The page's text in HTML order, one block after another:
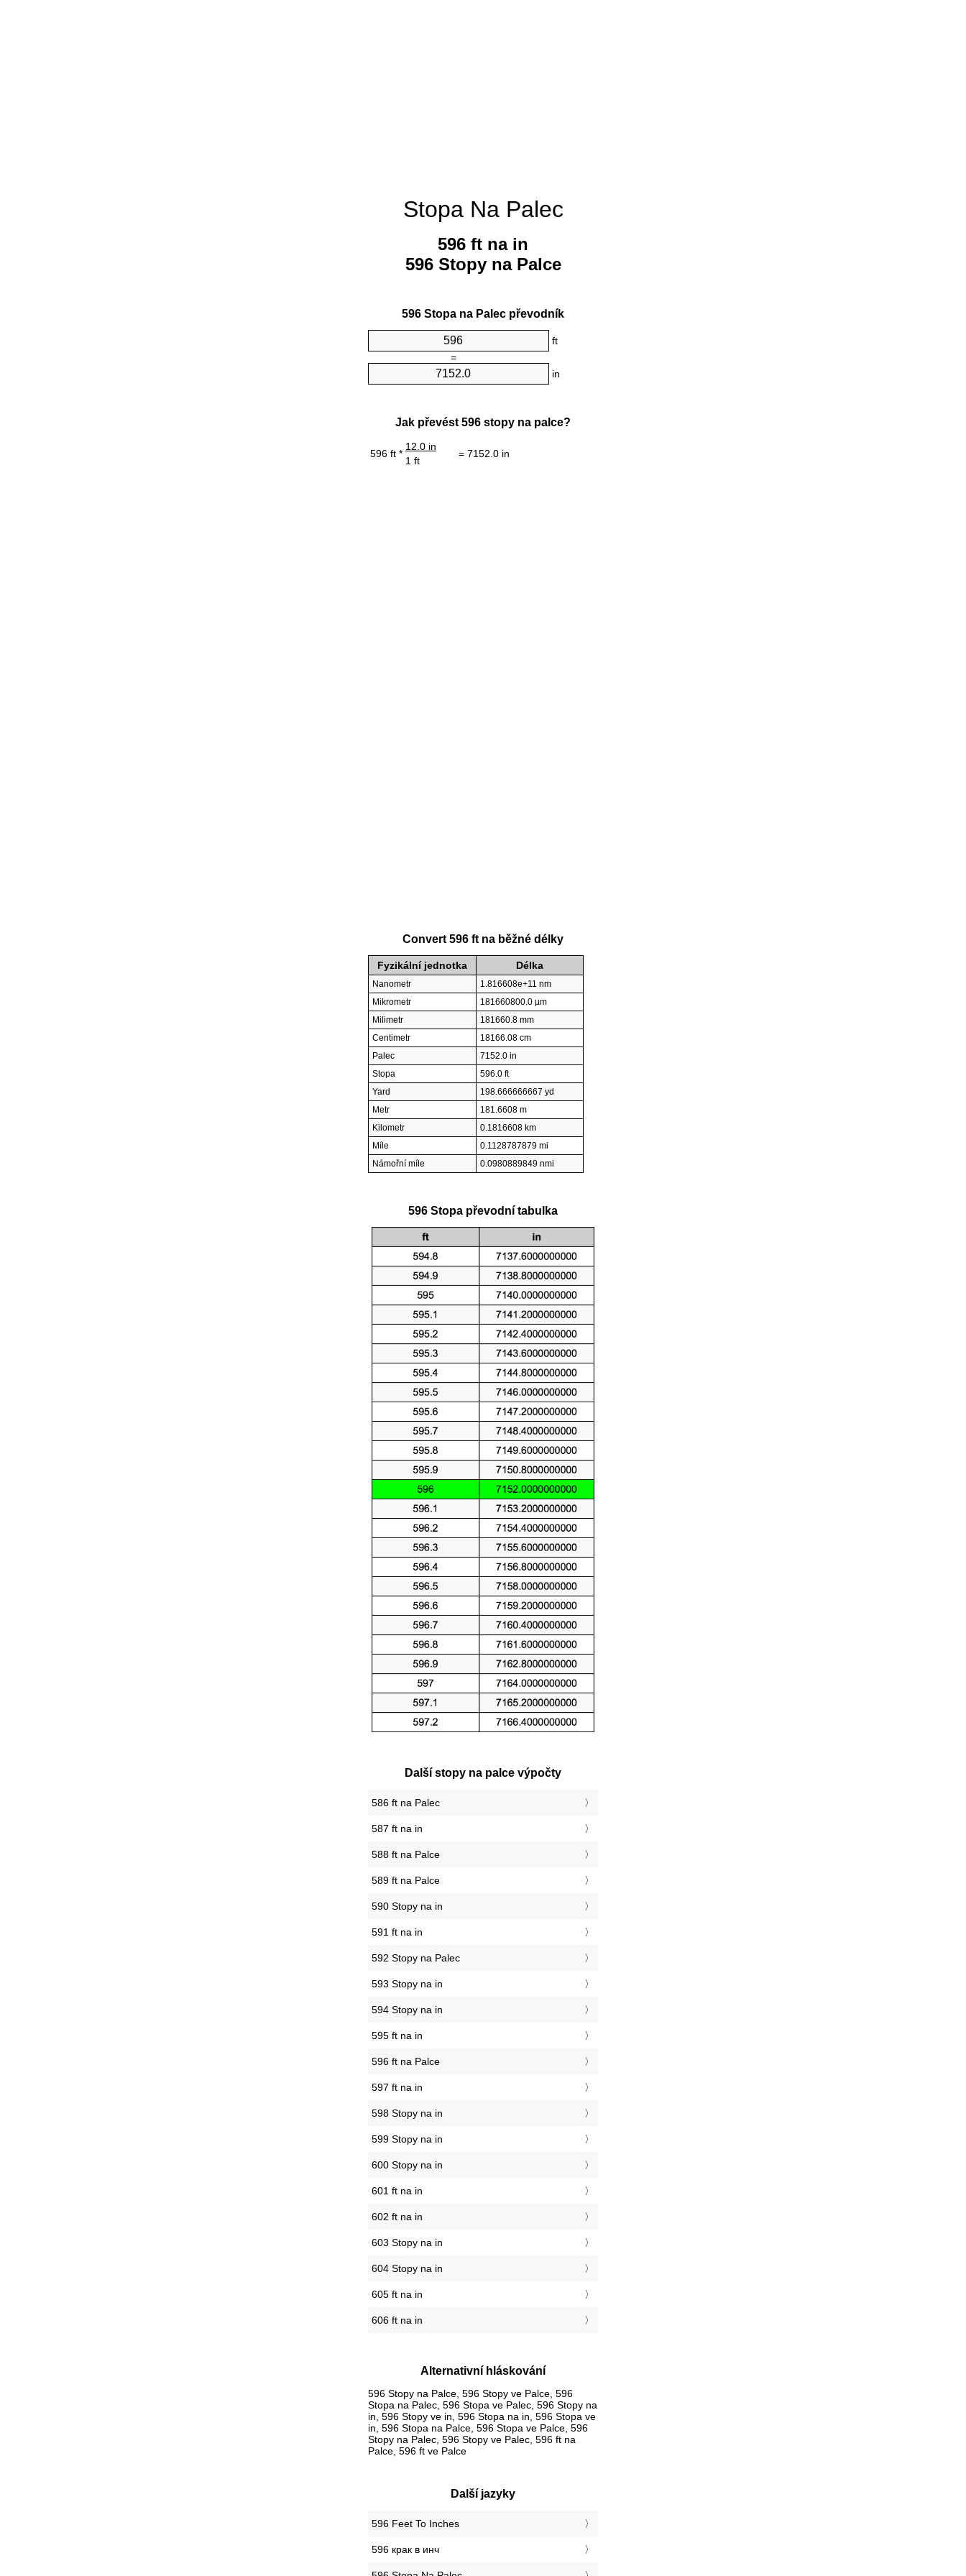
Stopa Na Palec
596 ft na in
596 Stopy na Palce
596 Stopa na Palec převodník
ft
=
in
Jak převést 596 stopy na palce?
596 ft *
12.0 in
= 7152.0 in
1 ft
Convert 596 ft na běžné délky
Fyzikální jednotka Délka
Nanometr
1.816608e+11 nm
Mikrometr
181660800.0 µm
Milimetr
181660.8 mm
Centimetr
18166.08 cm
Palec
7152.0 in
Stopa
596.0 ft
Yard
198.666666667 yd
Metr
181.6608 m
Kilometr
0.1816608 km
Míle
0.1128787879 mi
Námořní míle
0.0980889849 nmi
596 Stopa převodní tabulka
Další stopy na palce výpočty
586 ft na Palec
587 ft na in
588 ft na Palce
589 ft na Palce
590 Stopy na in
591 ft na in
592 Stopy na Palec
593 Stopy na in
594 Stopy na in
595 ft na in
596 ft na Palce
597 ft na in
598 Stopy na in
599 Stopy na in
600 Stopy na in
601 ft na in
602 ft na in
603 Stopy na in
604 Stopy na in
605 ft na in
606 ft na in
Alternativní hláskování
596 Stopy na Palce, 596 Stopy ve Palce, 596
Stopa na Palec, 596 Stopa ve Palec, 596 Stopy na
in, 596 Stopy ve in, 596 Stopa na in, 596 Stopa ve
in, 596 Stopa na Palce, 596 Stopa ve Palce, 596
Stopy na Palec, 596 Stopy ve Palec, 596 ft na
Palce, 596 ft ve Palce
Další jazyky
‎596 Feet To Inches
‎596 крак в инч